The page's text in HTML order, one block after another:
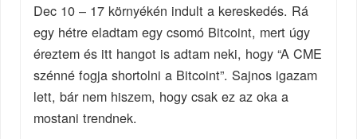
Dec 10 – 17 környékén indult a kereskedés. Rá
egy hétre eladtam egy csomó Bitcoint, mert úgy
éreztem és itt hangot is adtam neki, hogy “A CME
szénné fogja shortolni a Bitcoint”. Sajnos igazam
lett, bár nem hiszem, hogy csak ez az oka a
mostani trendnek.